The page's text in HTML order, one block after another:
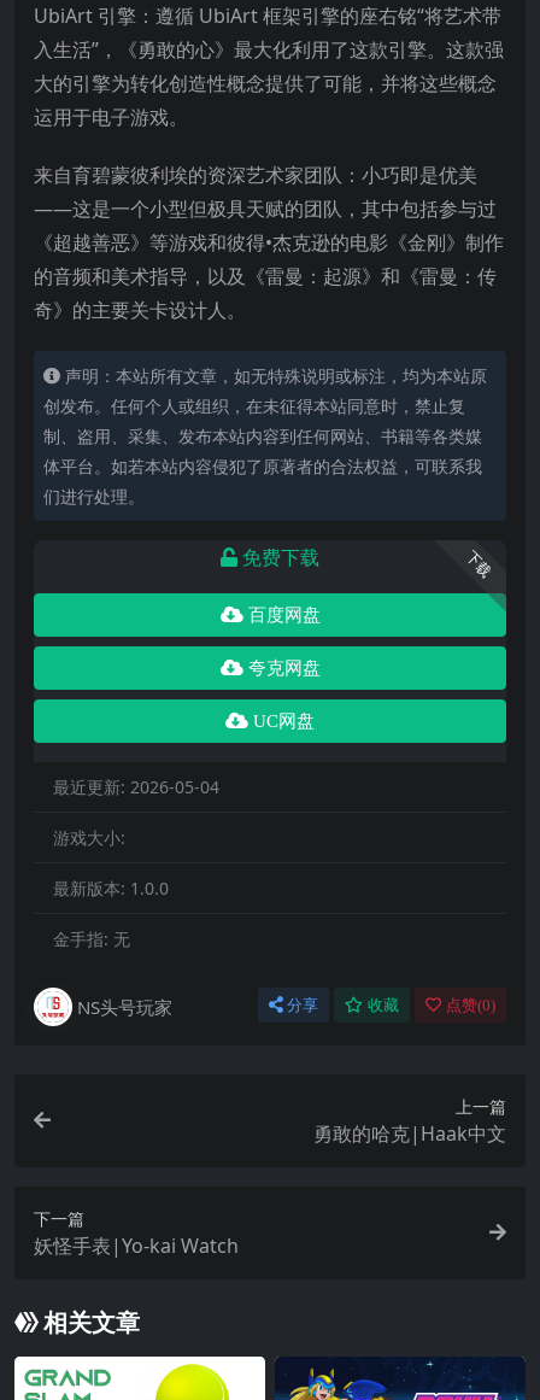
UbiArt 引擎：遵循 UbiArt 框架引擎的座右铭“将艺术带
入生活”，《勇敢的心》最大化利用了这款引擎。这款强
大的引擎为转化创造性概念提供了可能，并将这些概念
运用于电子游戏。
来自育碧蒙彼利埃的资深艺术家团队：小巧即是优美
——这是一个小型但极具天赋的团队，其中包括参与过
《超越善恶》等游戏和彼得•杰克逊的电影《金刚》制作
的音频和美术指导，以及《雷曼：起源》和《雷曼：传
奇》的主要关卡设计人。
声明：本站所有文章，如无特殊说明或标注，均为本站原
创发布。任何个人或组织，在未征得本站同意时，禁止复
制、盗用、采集、发布本站内容到任何网站、书籍等各类媒
体平台。如若本站内容侵犯了原著者的合法权益，可联系我
们进行处理。
下载
免费下载
百度网盘
夸克网盘
UC网盘
最近更新: 2026-05-04
游戏大小:
最新版本: 1.0.0
金手指: 无
NS头号玩家 分享 收藏 点赞(0)
上一篇
勇敢的哈克|Haak中文
下一篇
妖怪手表|Yo-kai Watch
相关文章